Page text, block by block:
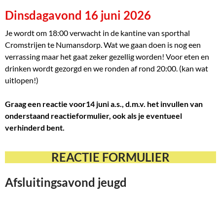
Dinsdagavond 16 juni 2026
Je wordt om 18:00 verwacht in de kantine van sporthal
Cromstrijen te Numansdorp. Wat we gaan doen is nog een
verrassing maar het gaat zeker gezellig worden! Voor eten en
drinken wordt gezorgd en we ronden af rond 20:00. (kan wat
uitlopen!)
Graag een reactie voor14 juni a.s., d.m.v. het invullen van
onderstaand reactieformulier, ook als je eventueel
verhinderd bent.
REACTIE FORMULIER
Afsluitingsavond jeugd